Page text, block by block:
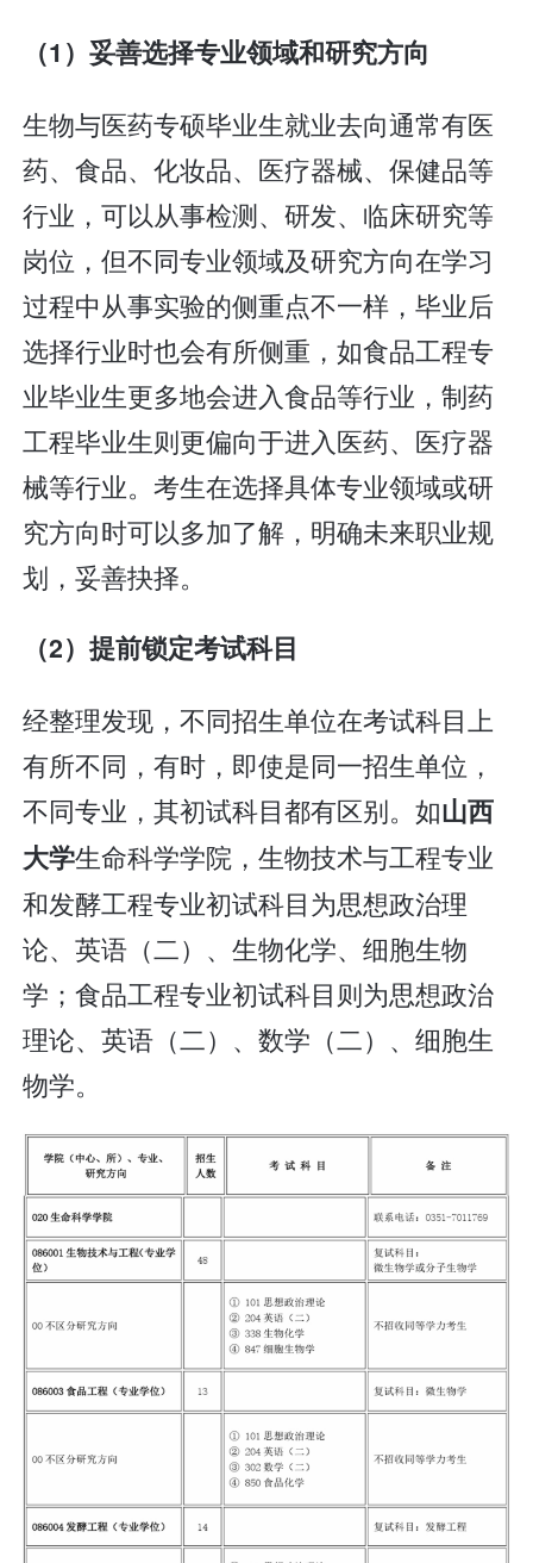
（1）妥善选择专业领域和研究方向
生物与医药专硕毕业生就业去向通常有医
药、食品、化妆品、医疗器械、保健品等
行业，可以从事检测、研发、临床研究等
岗位，但不同专业领域及研究方向在学习
过程中从事实验的侧重点不一样，毕业后
选择行业时也会有所侧重，如食品工程专
业毕业生更多地会进入食品等行业，制药
工程毕业生则更偏向于进入医药、医疗器
械等行业。考生在选择具体专业领域或研
究方向时可以多加了解，明确未来职业规
划，妥善抉择。
（2）提前锁定考试科目
经整理发现，不同招生单位在考试科目上
有所不同，有时，即使是同一招生单位，
不同专业，其初试科目都有区别。如山西
大学生命科学学院，生物技术与工程专业
和发酵工程专业初试科目为思想政治理
论、英语（二）、生物化学、细胞生物
学；食品工程专业初试科目则为思想政治
理论、英语（二）、数学（二）、细胞生
物学。